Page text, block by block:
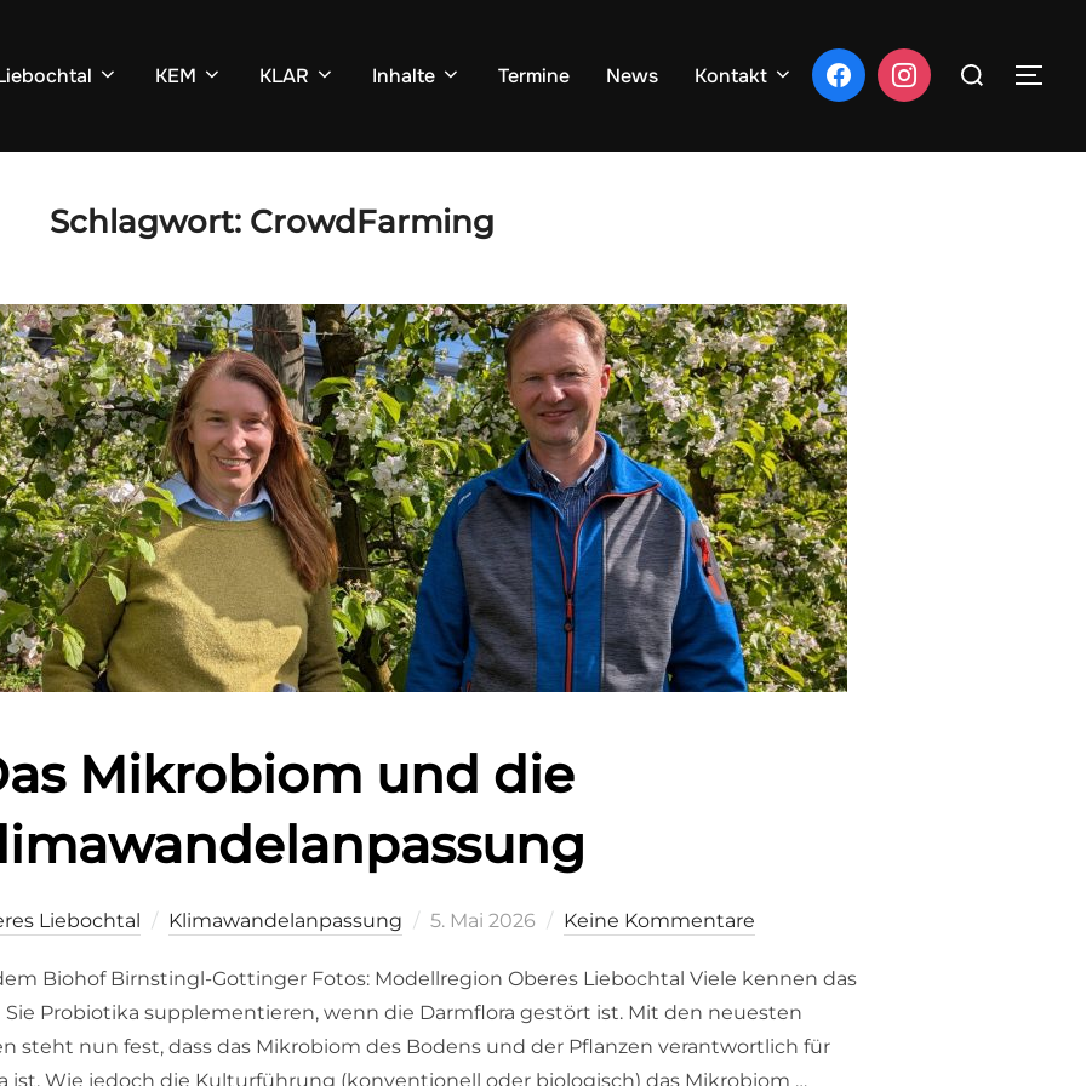
KEM KLAR Inhalte Termine News Kontakt
Suchen
Schlagwort: CrowdFarming
Mikrobiom und die
Liebochtal Klimawandelanpassung
Veröffentlicht
5. Mai 2026 Keine Kommentare
Biohof Birnstingl-Gottinger Fotos: Modellregion Oberes Liebochtal Viele kennen das
Probiotika supplementieren, wenn die Darmflora gestört ist. Mit den neuesten
steht nun fest, dass das Mikrobiom des Bodens und der Pflanzen verantwortlich für
ist. Wie jedoch die Kulturführung (konventionell oder biologisch) das Mikrobiom …